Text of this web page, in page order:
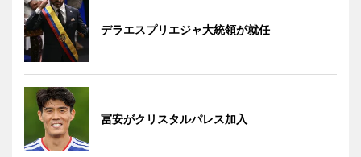
デラエスプリエジャ大統領が就任
冨安がクリスタルパレス加入